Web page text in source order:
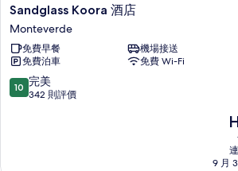
Sandglass
Koora
酒
店
Monteverde
Sandglass Koora 酒店
Monteverde
免費早餐
機場接送
免費泊車
免費 Wi-Fi
10.0
分
10 完美
342 則評價
現
售
9 月